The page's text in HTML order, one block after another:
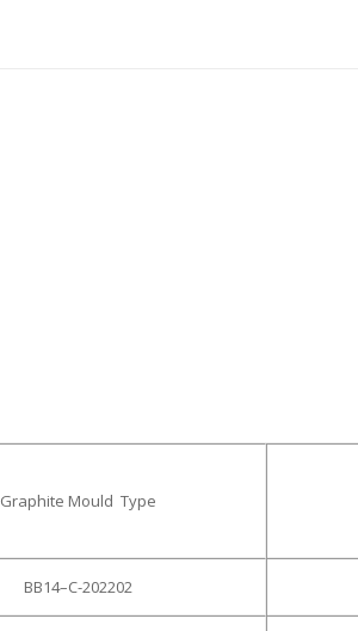
Graphite Mould Type
BB14–C-202202